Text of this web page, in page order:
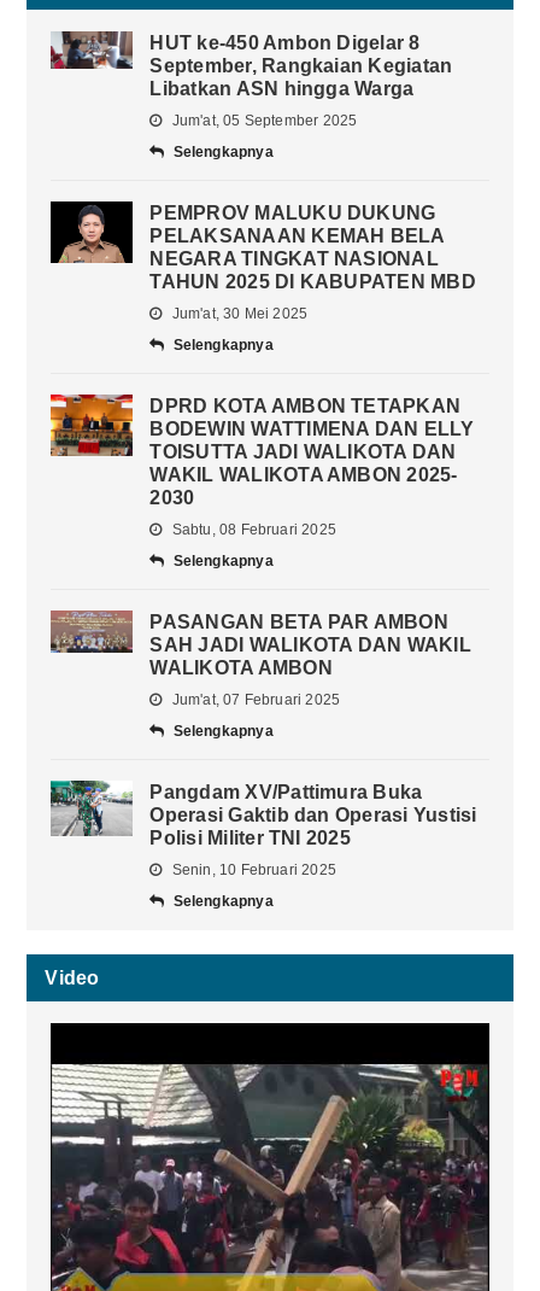
HUT ke-450 Ambon Digelar 8
September, Rangkaian Kegiatan
Libatkan ASN hingga Warga
Jum'at, 05 September 2025
Selengkapnya
PEMPROV MALUKU DUKUNG
PELAKSANAAN KEMAH BELA
NEGARA TINGKAT NASIONAL
TAHUN 2025 DI KABUPATEN MBD
Jum'at, 30 Mei 2025
Selengkapnya
DPRD KOTA AMBON TETAPKAN
BODEWIN WATTIMENA DAN ELLY
TOISUTTA JADI WALIKOTA DAN
WAKIL WALIKOTA AMBON 2025-
2030
Sabtu, 08 Februari 2025
Selengkapnya
PASANGAN BETA PAR AMBON
SAH JADI WALIKOTA DAN WAKIL
WALIKOTA AMBON
Jum'at, 07 Februari 2025
Selengkapnya
Pangdam XV/Pattimura Buka
Operasi Gaktib dan Operasi Yustisi
Polisi Militer TNI 2025
Senin, 10 Februari 2025
Selengkapnya
Video